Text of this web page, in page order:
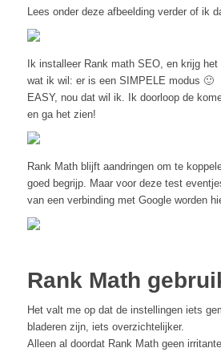
Lees onder deze afbeelding verder of ik
Ik installeer Rank math SEO, en krijg
wat ik wil: er is een SIMPELE modus 🙂
EASY, nou dat wil ik. Ik doorloop de
en ga het zien!
Rank Math blijft aandringen om te
goed begrijp. Maar voor deze test
van een verbinding met Google worden
Rank Math
Het valt me op dat de instellingen iets
bladeren zijn, iets overzichtelijker.
Alleen al doordat Rank Math geen